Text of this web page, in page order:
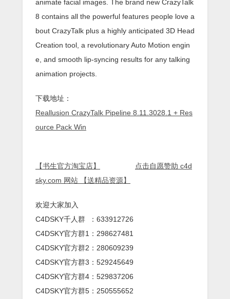
animate facial images. The brand new CrazyTalk
8 contains all the powerful features people love a
bout CrazyTalk plus a highly anticipated 3D Head
Creation tool, a revolutionary Auto Motion engin
e, and smooth lip-syncing results for any talking
animation projects.
下载地址：
Reallusion CrazyTalk Pipeline 8.11.3028.1 + Res
ource Pack Win
【书生官方淘宝店】
点击自愿赞助 c4d
sky.com 网站 【送精品资源】
欢迎大家加入
C4DSKY千人群 ：633912726
C4DSKY官方群1：298627481
C4DSKY官方群2：280609239
C4DSKY官方群3：529245649
C4DSKY官方群4：529837206
C4DSKY官方群5：250555652